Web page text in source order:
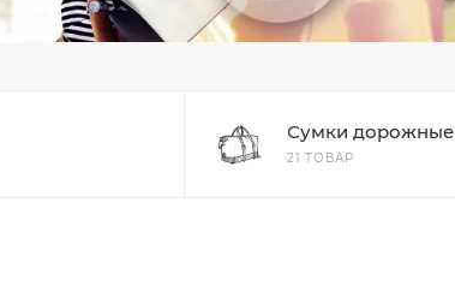
Сумки дорожные
21 ТОВАР